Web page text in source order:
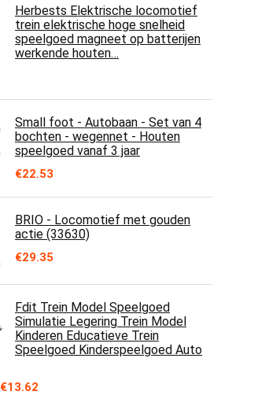
Herbests Elektrische locomotief
trein elektrische hoge snelheid
speelgoed magneet op batterijen
werkende houten…
Small foot - Autobaan - Set van 4
bochten - wegennet - Houten
speelgoed vanaf 3 jaar
€22.53
BRIO - Locomotief met gouden
actie (33630)
€29.35
Fdit Trein Model Speelgoed
Simulatie Legering Trein Model
Kinderen Educatieve Trein
Speelgoed Kinderspeelgoed Auto
€13.62